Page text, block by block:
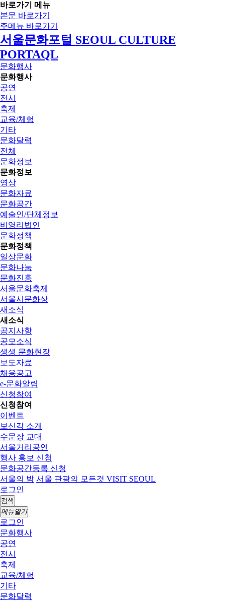
바로가기 메뉴
본문 바로가기
주메뉴 바로가기
서울문화포털 SEOUL CULTURE
PORTAQL
문화행사
문화행사
공연
전시
축제
교육/체험
기타
문화달력
전체
문화정보
문화정보
영상
문화자료
문화공간
예술인/단체정보
비영리법인
문화정책
문화정책
일상문화
문화나눔
문화진흥
서울문화축제
서울시문화상
새소식
새소식
공지사항
공모소식
생생 문화현장
보도자료
채용공고
e-문화알림
신청참여
신청참여
이벤트
보신각 소개
수문장 교대
서울거리공연
행사 홍보 신청
문화공간등록 신청
서울의 밤 서울 관광의 모든것 VISIT SEOUL
로그인
검색
메뉴열기
로그인
문화행사
공연
전시
축제
교육/체험
기타
문화달력